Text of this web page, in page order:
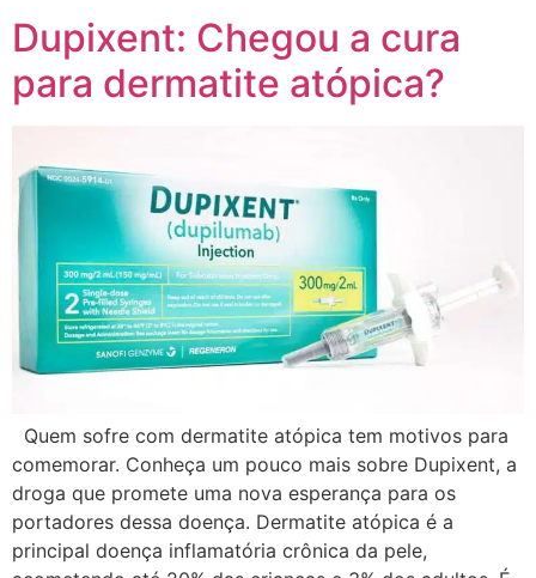
Dupixent: Chegou a cura
para dermatite atópica?
Quem sofre com dermatite atópica tem motivos para
comemorar. Conheça um pouco mais sobre Dupixent, a
droga que promete uma nova esperança para os
portadores dessa doença. Dermatite atópica é a
principal doença inflamatória crônica da pele,